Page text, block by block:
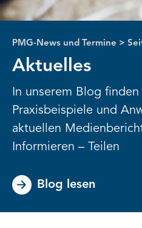
PMG-News und Termine >
Aktuelles
In unserem Blog
Praxisbeispiele und
aktuellen
Informieren – Teilen
Blog lesen